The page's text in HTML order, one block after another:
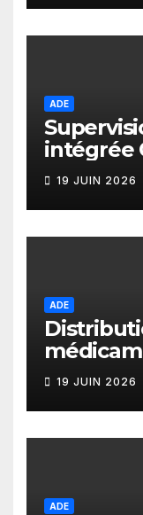
ADE
intégrée
19 JUIN 2026
ADE
INERA
19 JUIN 2026
ADE